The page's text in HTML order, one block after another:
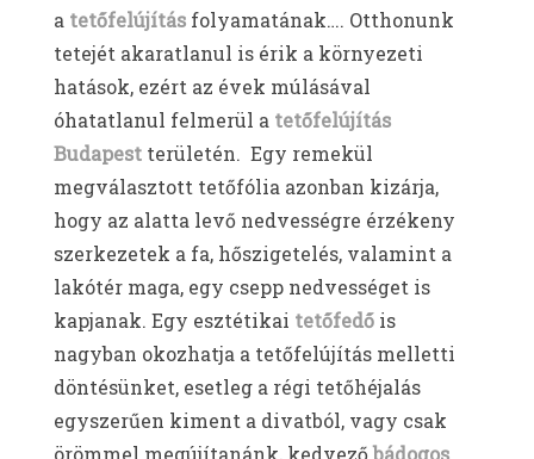
a tetőfelújítás folyamatának…. Otthonunk
tetejét akaratlanul is érik a környezeti
hatások, ezért az évek múlásával
óhatatlanul felmerül a tetőfelújítás
Budapest területén. Egy remekül
megválasztott tetőfólia azonban kizárja,
hogy az alatta levő nedvességre érzékeny
szerkezetek a fa, hőszigetelés, valamint a
lakótér maga, egy csepp nedvességet is
kapjanak. Egy esztétikai tetőfedő is
nagyban okozhatja a tetőfelújítás melletti
döntésünket, esetleg a régi tetőhéjalás
egyszerűen kiment a divatból, vagy csak
örömmel megújítanánk, kedvezőbádogos